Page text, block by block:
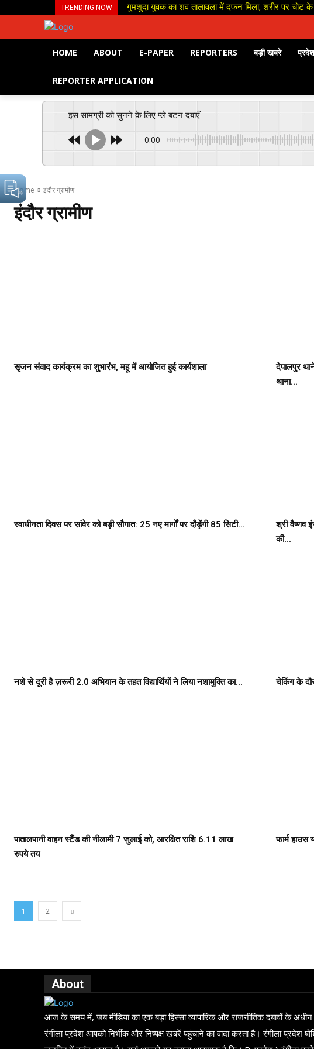
TRENDING NOW गुमशुदा युवक का शव तालावला में दफन मिला, शरीर पर चोट के
HOME ABOUT E-PAPER REPORTERS बड़ी खबरे प्रदेश
REPORTER APPLICATION
इस सामग्री को सुनने के लिए प्ले बटन दबाएँ
0:00
Home इंदौर ग्रामीण
इंदौर ग्रामीण
सृजन संवाद कार्यक्रम का शुभारंभ, महू में आयोजित हुई कार्यशाला
देपालपुर
थाना...
स्वाधीनता दिवस पर सांवेर को बड़ी सौगात: 25 नए मार्गों पर दौड़ेंगी 85 सिटी...
श्री वैष्णव
की...
नशे से दूरी है ज़रूरी 2.0 अभियान के तहत विद्यार्थियों ने लिया नशामुक्ति का... चेकिंग के
पातालपानी वाहन स्टैंड की नीलामी 7 जुलाई को, आरक्षित राशि 6.11 लाख
रुपये तय
फार्म
1 2
About
आज के समय में, जब मीडिया का एक बड़ा हिस्सा व्यापारिक और राजनीतिक दबावों के अधीन
रंगीला प्रदेश आपको निर्भीक और निष्पक्ष खबरें पहुंचाने का वादा करता है। रंगीला प्रदेश